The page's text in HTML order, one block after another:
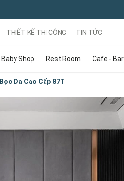
Baby Shop Rest Room Cafe - Bar
THIẾT KẾ THI CÔNG TIN TỨC
Da Cao Cấp 87T